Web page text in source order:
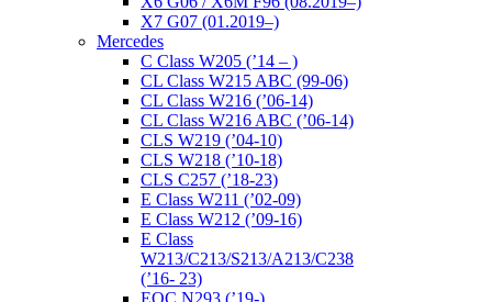
X7 G07 (01.2019–)
Mercedes
C Class W205 (’14 – )
CL Class W215 ABC (99-06)
CL Class W216 (’06-14)
CL Class W216 ABC (’06-14)
CLS W219 (’04-10)
CLS W218 (’10-18)
CLS C257 (’18-23)
E Class W211 (’02-09)
E Class W212 (’09-16)
E Class
W213/C213/S213/A213/C238
(’16- 23)
EQC N293 (’19-)